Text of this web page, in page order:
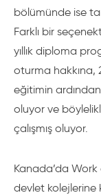
bölümünde ise
Farklı bir
yıllık diploma
oturma hakkına,
eğitimin
oluyor ve
çalışmış oluyor.
Kanada’da
devlet kolejlerine